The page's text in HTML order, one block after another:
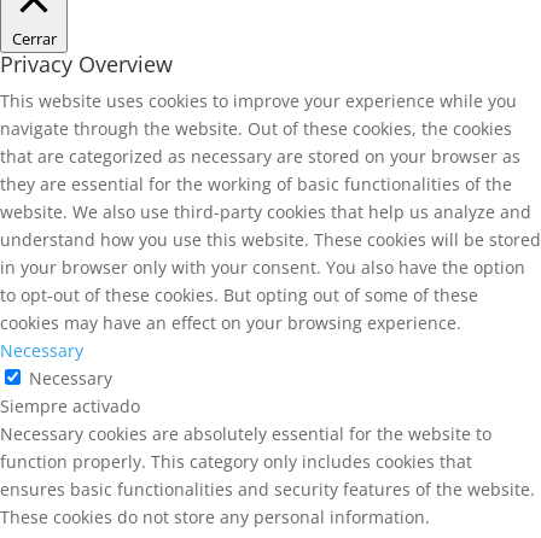
Cerrar
Privacy Overview
This website uses cookies to improve your experience while you
navigate through the website. Out of these cookies, the cookies
that are categorized as necessary are stored on your browser as
they are essential for the working of basic functionalities of the
website. We also use third-party cookies that help us analyze and
understand how you use this website. These cookies will be stored
in your browser only with your consent. You also have the option
to opt-out of these cookies. But opting out of some of these
cookies may have an effect on your browsing experience.
Necessary
Necessary
Siempre activado
Necessary cookies are absolutely essential for the website to
function properly. This category only includes cookies that
ensures basic functionalities and security features of the website.
These cookies do not store any personal information.